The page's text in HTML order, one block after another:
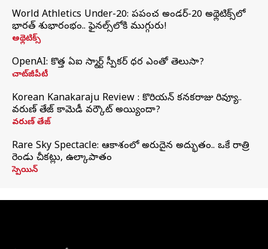
World Athletics Under-20: ప్రపంచ అండర్-20 అథ్లెటిక్స్‌లో
భారత్‌ శుభారంభం.. ఫైనల్స్‌లోకి ముగ్గురు!
అథ్లెటిక్స్
OpenAI: కొత్త ఏఐ స్మార్ట్ స్పీకర్ ధర ఎంతో తెలుసా?
చాట్‌జీపీటీ
Korean Kanakaraju Review : కొరియన్ కనకరాజు రివ్యూ..
వరుణ్ తేజ్ కామెడీ వర్కౌట్ అయ్యిందా?
వరుణ్ తేజ్
Rare Sky Spectacle: ఆకాశంలో అరుదైన అద్భుతం.. ఒకే రాత్రి
రెండు చీకట్లు, ఉల్కాపాతం
స్పెయిన్